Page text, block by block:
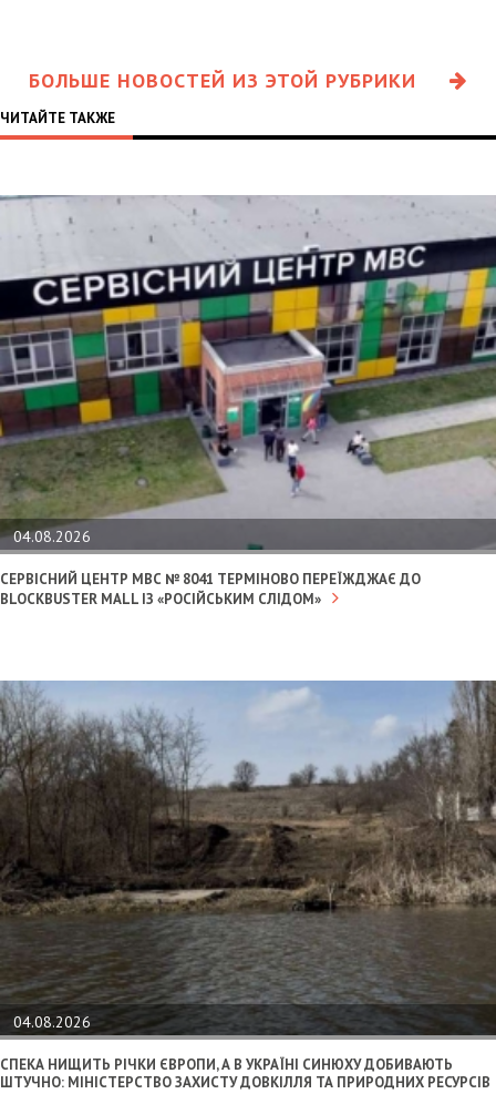
БОЛЬШЕ НОВОСТЕЙ ИЗ ЭТОЙ РУБРИКИ
ЧИТАЙТЕ ТАКЖЕ
04.08.2026
СЕРВІСНИЙ ЦЕНТР МВС № 8041 ТЕРМІНОВО ПЕРЕЇЖДЖАЄ ДО
BLOCKBUSTER MALL ІЗ «РОСІЙСЬКИМ СЛІДОМ»
04.08.2026
СПЕКА НИЩИТЬ РІЧКИ ЄВРОПИ, А В УКРАЇНІ СИНЮХУ ДОБИВАЮТЬ
ШТУЧНО: МІНІСТЕРСТВО ЗАХИСТУ ДОВКІЛЛЯ ТА ПРИРОДНИХ РЕСУРСІВ